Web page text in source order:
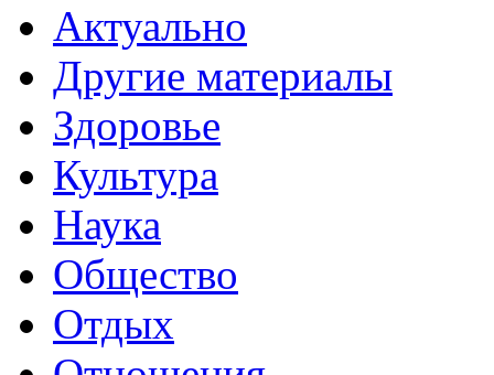
Актуально
Другие материалы
Здоровье
Культура
Наука
Общество
Отдых